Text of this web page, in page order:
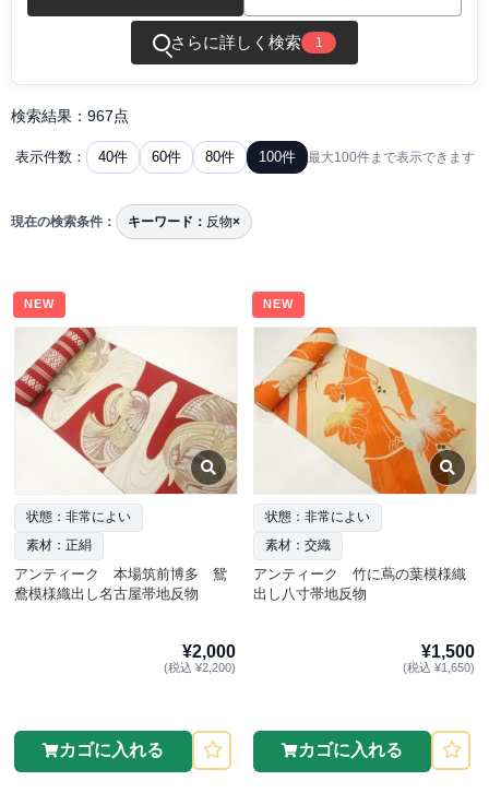
さらに詳しく検索 1
検索結果：967点
表示件数： 40件 60件 80件 100件 最大100件まで表示できます
現在の検索条件： キーワード： 反物×
NEW
状態：非常によい
素材：正絹
アンティーク 本場筑前博多 鴛
鴦模様織出し名古屋帯地反物
¥2,000
(税込 ¥2,200)
カゴに入れる
NEW
状態：非常によい
素材：交織
アンティーク 竹に蔦の葉模様織
出し八寸帯地反物
¥1,500
(税込 ¥1,650)
カゴに入れる